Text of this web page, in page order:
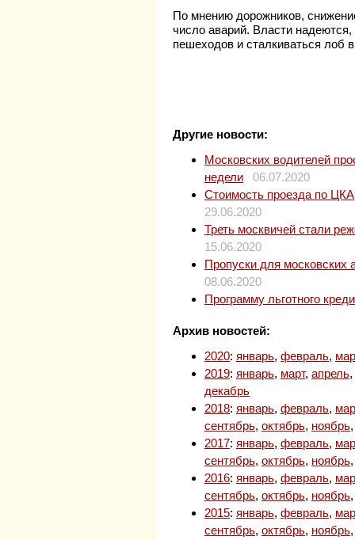
По мнению дорожников,
число аварий. Власти
пешеходов и сталкиваться лоб
Другие новости:
Московских водителей
недели
06.07.2020
Стоимость проезда по
29.06.2020
Треть москвичей стали
15.06.2020
Пропуски для московских
08.06.2020
Программу льготного
Архив новостей:
2020: январь, февраль,
2019: январь, март, апрель,
декабрь
2018: январь, февраль,
сентябрь, октябрь, ноябрь
2017: январь, февраль,
сентябрь, октябрь, ноябрь
2016: январь, февраль,
сентябрь, октябрь, ноябрь
2015: январь, февраль,
сентябрь, октябрь, ноябрь